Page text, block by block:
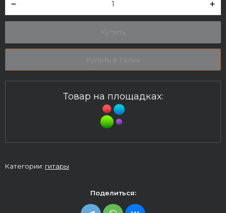
Купить
Купить в 1 клик
Товар на площадках:
Категории: гитары
Поделиться: